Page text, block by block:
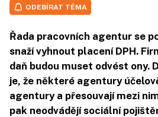
ODEBÍRAT TÉMA
Řada pracovních agentur se
snaží vyhnout placení DPH.
daň budou muset odvést ony.
je, že některé agentury
agentury a přesouvají mezi
pak neodvádějí sociální